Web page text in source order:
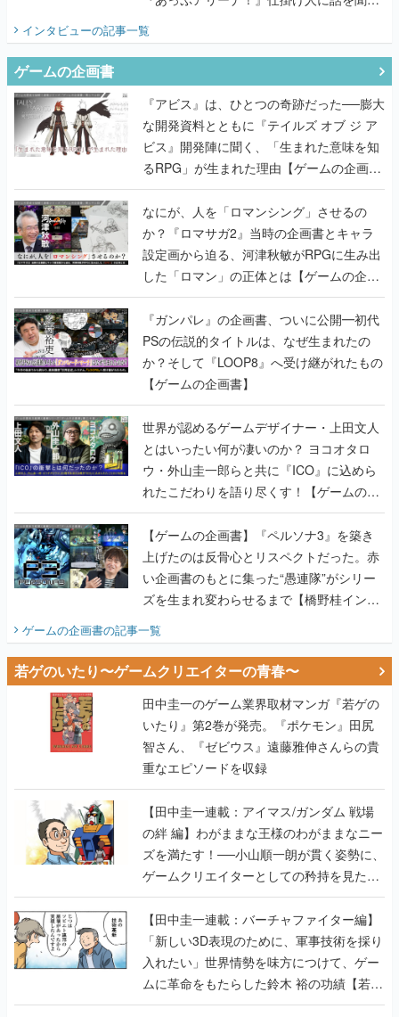
てみた
インタビューの記事一覧
ゲームの企画書
『アビス』は、ひとつの奇跡だった──膨大
な開発資料とともに『テイルズ オブ ジ ア
ビス』開発陣に聞く、「生まれた意味を知
るRPG」が生まれた理由【ゲームの企画
書】
なにが、人を「ロマンシング」させるの
か？『ロマサガ2』当時の企画書とキャラ
設定画から迫る、河津秋敏がRPGに生み出
した「ロマン」の正体とは【ゲームの企画
書】
『ガンパレ』の企画書、ついに公開━初代
PSの伝説的タイトルは、なぜ生まれたの
か？そして『LOOP8』へ受け継がれたもの
【ゲームの企画書】
世界が認めるゲームデザイナー・上田文人
とはいったい何が凄いのか？ ヨコオタロ
ウ・外山圭一郎らと共に『ICO』に込めら
れたこだわりを語り尽くす！【ゲームの企
画書】
【ゲームの企画書】『ペルソナ3』を築き
上げたのは反骨心とリスペクトだった。赤
い企画書のもとに集った“愚連隊”がシリー
ズを生まれ変わらせるまで【橋野桂インタ
ビュー】
ゲームの企画書の記事一覧
若ゲのいたり〜ゲームクリエイターの青春〜
田中圭一のゲーム業界取材マンガ『若ゲの
いたり』第2巻が発売。『ポケモン』田尻
智さん、『ゼビウス』遠藤雅伸さんらの貴
重なエピソードを収録
【田中圭一連載：アイマス/ガンダム 戦場
の絆 編】わがままな王様のわがままなニー
ズを満たす！──小山順一朗が貫く姿勢に、
ゲームクリエイターとしての矜持を見た
【若ゲのいたり最終回】
【田中圭一連載：バーチャファイター編】
「新しい3D表現のために、軍事技術を採り
入れたい」世界情勢を味方につけて、ゲー
ムに革命をもたらした鈴木 裕の功績【若ゲ
のいたり】